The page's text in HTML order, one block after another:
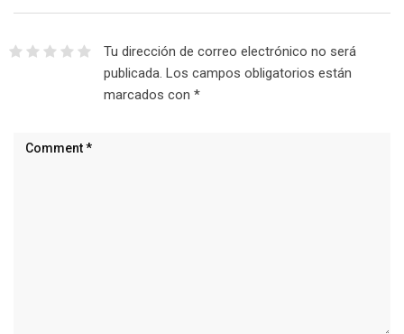
Tu dirección de correo electrónico no será
publicada. Los campos obligatorios están
marcados con *